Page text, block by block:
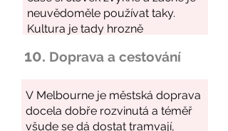
10. Doprava a cestování